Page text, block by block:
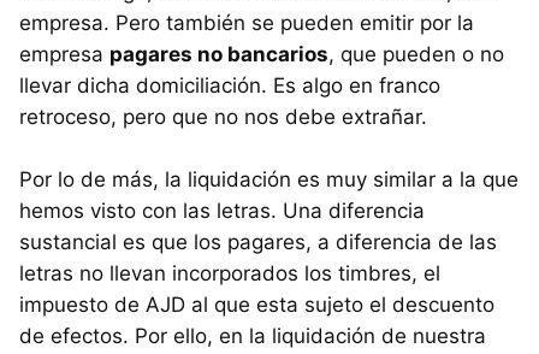
empresa. Pero también se pueden emitir por la
empresa pagares no bancarios, que pueden o no
llevar dicha domiciliación. Es algo en franco
retroceso, pero que no nos debe extrañar.
Por lo de más, la liquidación es muy similar a la que
hemos visto con las letras. Una diferencia
sustancial es que los pagares, a diferencia de las
letras no llevan incorporados los timbres, el
impuesto de AJD al que esta sujeto el descuento
de efectos. Por ello, en la liquidación de nuestra